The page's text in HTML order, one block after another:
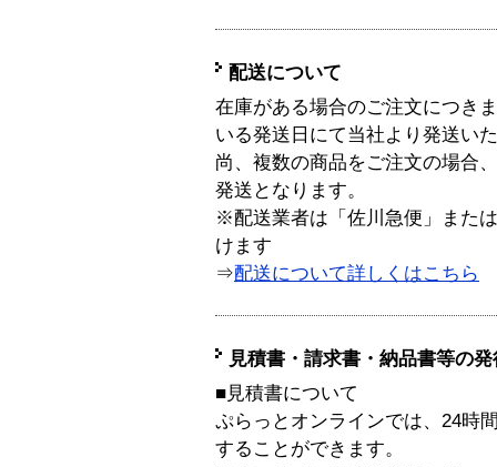
配送について
在庫がある場合のご注文につき
いる発送日にて当社より発送い
尚、複数の商品をご注文の場合
発送となります。
※配送業者は「佐川急便」また
けます
⇒配送について詳しくはこちら
見積書・請求書・納品書等の
■見積書について
ぷらっとオンラインでは、24時
することができます。